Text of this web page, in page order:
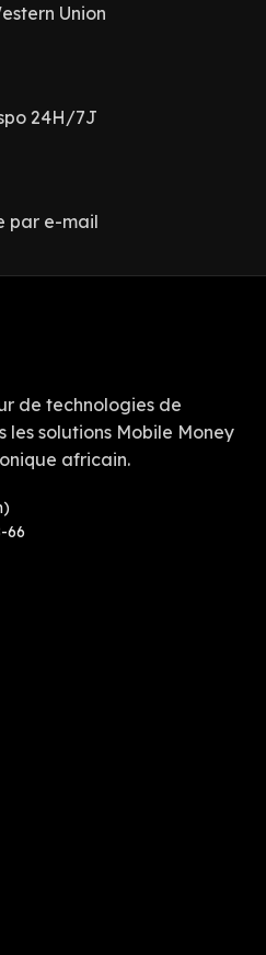
Union
24H/7J
par e-mail
de technologies de
les solutions Mobile Money
africain.
66